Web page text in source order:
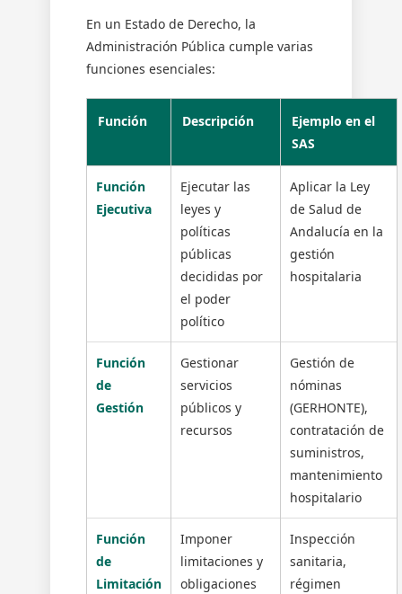
En un Estado de Derecho, la
Administración Pública cumple varias
funciones esenciales:
Función Descripción
Ejemplo en el
SAS
Función
Ejecutiva
Ejecutar las
leyes y
políticas
públicas
decididas por
el poder
político
Aplicar la Ley
de Salud de
Andalucía en la
gestión
hospitalaria
Función
de
Gestión
Gestionar
servicios
públicos y
recursos
Gestión de
nóminas
(GERHONTE),
contratación de
suministros,
mantenimiento
hospitalario
Función
de
Limitación
Imponer
limitaciones y
obligaciones
Inspección
sanitaria,
régimen